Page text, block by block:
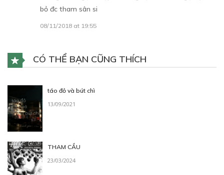
bỏ đc tham sân si
08/11/2018 at 19:55
CÓ THỂ BẠN CŨNG THÍCH
táo đỏ và bút chì
13/09/2021
THAM CẦU
23/03/2024